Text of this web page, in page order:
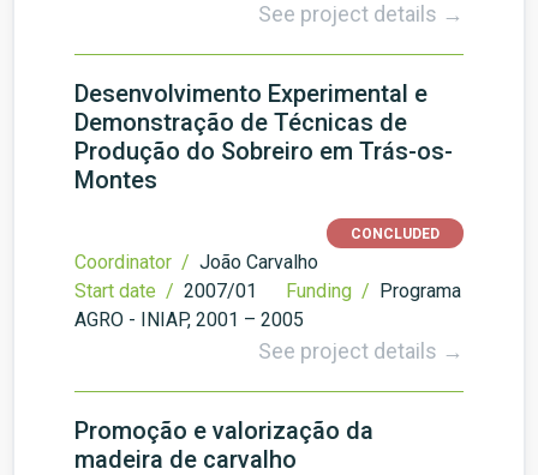
See project details →
Desenvolvimento Experimental e
Demonstração de Técnicas de
Produção do Sobreiro em Trás-os-
Montes
CONCLUDED
Coordinator / João Carvalho
Start date / 2007/01 Funding / Programa
AGRO - INIAP, 2001 – 2005
See project details →
Promoção e valorização da
madeira de carvalho